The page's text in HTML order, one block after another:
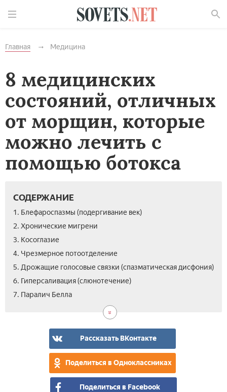
Главная Медицина
8 медицинских
состояний, отличных
от морщин, которые
можно лечить с
помощью ботокса
СОДЕРЖАНИЕ
1. Блефароспазмы (подергивание век)
2. Хронические мигрени
3. Косоглазие
4. Чрезмерное потоотделение
5. Дрожащие голосовые связки (спазматическая дисфония)
6. Гиперсаливация (слюнотечение)
7. Паралич Белла
Рассказать ВКонтакте
Поделиться в Одноклассниках
Поделиться в Facebook